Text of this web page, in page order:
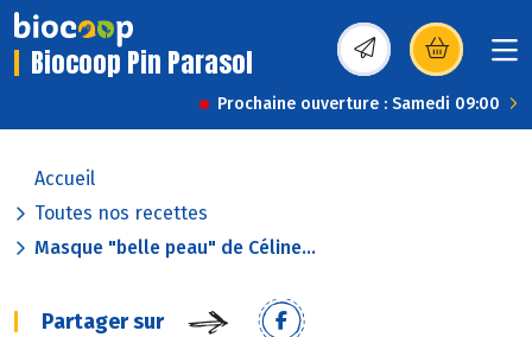
Biocoop Pin Parasol (s’ouvre dans une
Prochaine ouverture : Samedi 09:00
Accueil
Toutes nos recettes
Masque "belle peau" de Céline...
Partager sur